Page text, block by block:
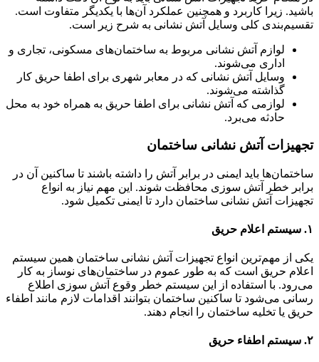
باشید. زیرا کاربرد و همچنین عملکرد آن‌ها با یکدیگر متفاوت است.
تقسیم‌بندی کلی وسایل آتش نشانی به شرح زیر است.
لوازم آتش نشانی مربوط به ساختمان‌های مسکونی، تجاری و
اداری می‌شوند.
وسایل آتش نشانی که در معابر شهری برای اطفا حریق کار
گذاشته می‌شوند.
لوازمی که آتش نشانی برای اطفا حریق به همراه خود به محل
حادثه می‌برد.
تجهیزات آتش نشانی ساختمان
ساختمان‌ها باید ایمنی در برابر آتش را داشته باشند تا ساکنین آن در
برابر خطر آتش سوزی محافظت شوند. این مهم نیاز به انواع
تجهیزات آتش نشانی ساختمان دارد تا ایمنی تکمیل شود.
۱. سیستم اعلام حریق
یکی از مهم‌ترین انواع تجهیزات آتش نشانی ساختمان همین سیستم
اعلام حریق است که به‌ طور عموم در ساختمان‌های نوساز به کار
می‌رود. با استفاده از این سیستم خطر وقوع آتش سوزی اطلاع
رسانی می‌شود تا ساکنین ساختمان بتوانند اقدامات لازم مانند اطفاء
حریق یا تخلیه ساختمان را انجام دهند.
۲. سیستم اطفاء حریق